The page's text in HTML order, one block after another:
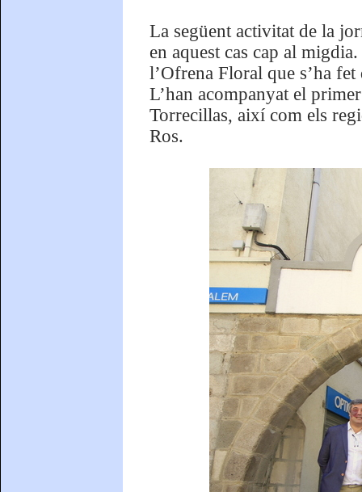
La següent activitat de la
en aquest cas cap al
l’Ofrena Floral que s’ha
L’han acompanyat el
Torrecillas, així com els
Ros.